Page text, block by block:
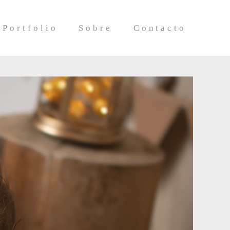
Portfolio Sobre Contacto